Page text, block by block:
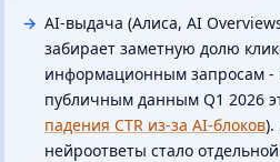
AI-выдача (Алиса, AI
забирает заметную долю
информационным запросам
публичным данным Q1 2026
падения CTR из-за AI-блоков).
нейроответы стало